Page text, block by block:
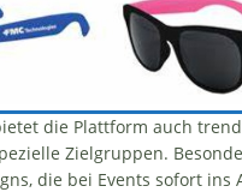
die Plattform auch
Zielgruppen.
die bei Events sofort ins